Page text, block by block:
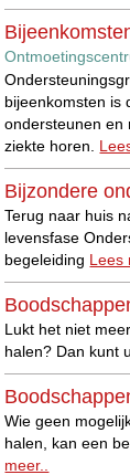
bijeenkomsten is
ondersteunen en
ziekte horen.
Bijzondere
Terug naar huis
levensfase
begeleiding Lees
Lukt het niet
halen? Dan kunt
Wie geen
halen, kan een
meer..